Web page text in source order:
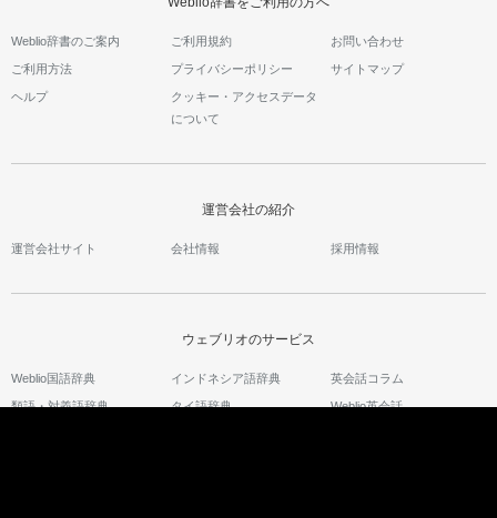
Weblio辞書のご案内 ご利用規約 お問い合わせ
ご利用方法 プライバシーポリシー サイトマップ
ヘルプ
クッキー・アクセスデータ
について
運営会社の紹介
運営会社サイト 会社情報 採用情報
ウェブリオのサービス
Weblio国語辞典
類語・対義語辞典
インドネシア語辞典
タイ語辞典
英会話コラム
Weblio英会話